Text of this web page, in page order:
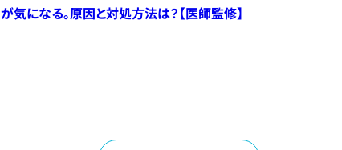
気になる。原因と対処方法は？【医師監修】